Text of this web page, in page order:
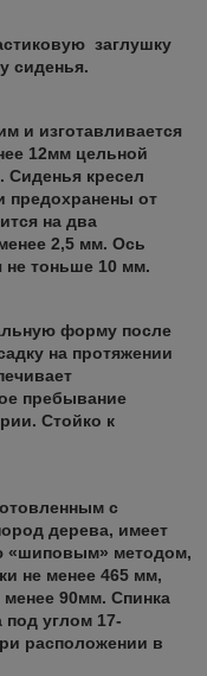
заглушку
сиденья.
и изготавливается
12мм цельной
Сиденья кресел
от
на два
2,5 мм. Ось
не тоньше 10 мм.
форму после
на протяжении
пребывание
Стойко к
с
дерева, имеет
«шиповым» методом,
не менее 465 мм,
90мм. Спинка
под углом 17-
расположении в